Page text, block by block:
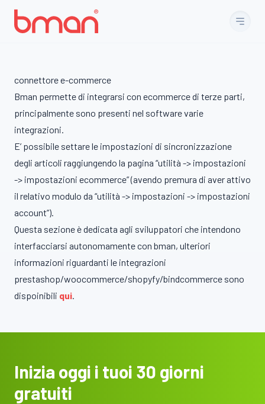
connettore e-commerce
Bman permette di integrarsi con ecommerce di terze parti,
principalmente sono presenti nel software varie
integrazioni.
E’ possibile settare le impostazioni di sincronizzazione
degli articoli raggiungendo la pagina “utilità -> impostazioni
-> impostazioni ecommerce” (avendo premura di aver attivo
il relativo modulo da “utilità -> impostazioni -> impostazioni
account”).
Questa sezione è dedicata agli sviluppatori che intendono
interfacciarsi autonomamente con bman, ulteriori
informazioni riguardanti le integrazioni
prestashop/woocommerce/shopyfy/bindcommerce sono
dispoinibili qui.
Inizia oggi i tuoi 30 giorni
gratuiti